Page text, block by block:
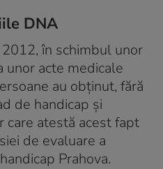
DNA
în schimbul unor
unor acte medicale
au obţinut, fără
de handicap şi
care atestă acest fapt
de evaluare a
Prahova.